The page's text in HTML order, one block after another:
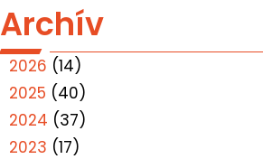
Archív
2026 (14)
2025 (40)
2024 (37)
2023 (17)